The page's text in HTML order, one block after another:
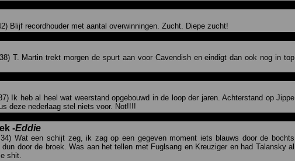
Blijf recordhouder met aantal overwinningen. Zucht. Diepe zucht!
T. Martin trekt morgen de spurt aan voor Cavendish en eindigt dan ook nog in top
Ik heb al heel wat weerstand opgebouwd in de loop der jaren. Achterstand op Jippe
deze nederlaag stel niets voor. Not!!!!
-Eddie
Wat een schijt zeg, ik zag op een gegeven moment iets blauws door de bochts
door de broek. Was aan het tellen met Fuglsang en Kreuziger en had Talansky al
shit.